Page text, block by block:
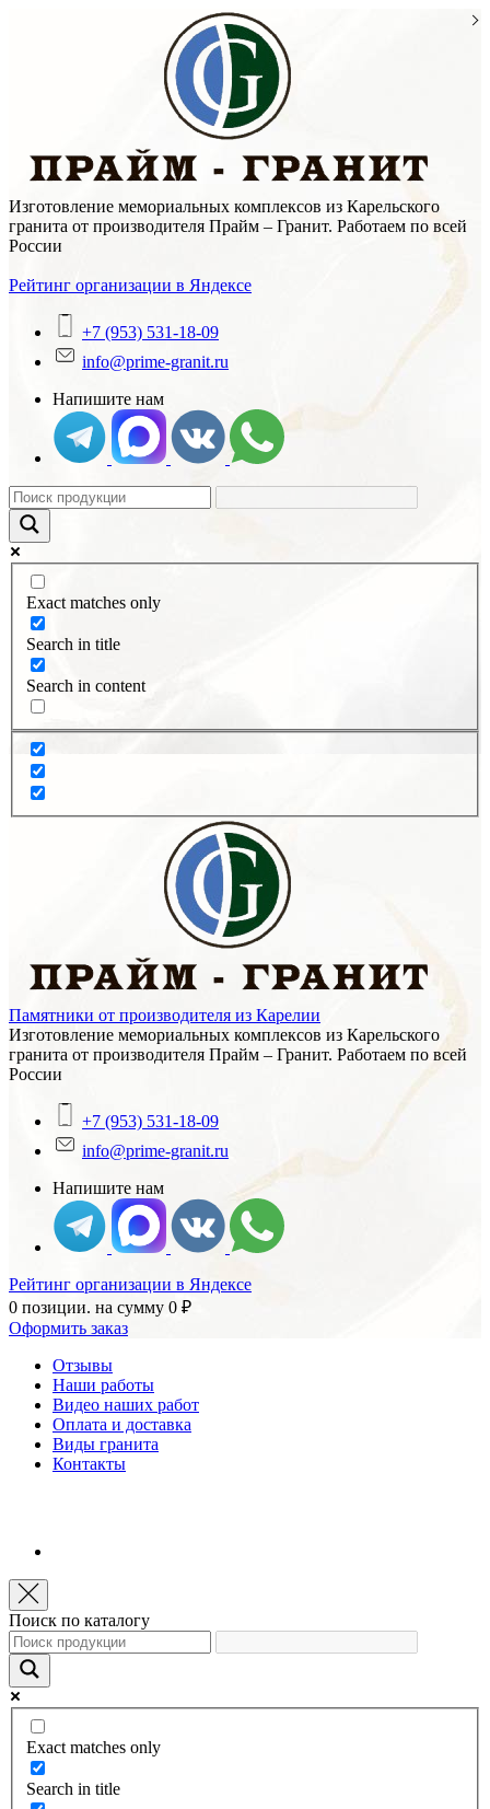
Изготовление мемориальных комплексов из Карельского
гранита от производителя Прайм – Гранит. Работаем по всей
России
Рейтинг организации в Яндексе
+7 (953) 531-18-09
info@prime-granit.ru
Напишите нам
Exact matches only
Search in title
Search in content
Памятники от производителя из Карелии
Изготовление мемориальных комплексов из Карельского
гранита от производителя Прайм – Гранит. Работаем по всей
России
+7 (953) 531-18-09
info@prime-granit.ru
Напишите нам
Рейтинг организации в Яндексе
0 позиции. на сумму 0 ₽
Оформить заказ
Отзывы
Наши работы
Видео наших работ
Оплата и доставка
Виды гранита
Контакты
Поиск по каталогу
Exact matches only
Search in title